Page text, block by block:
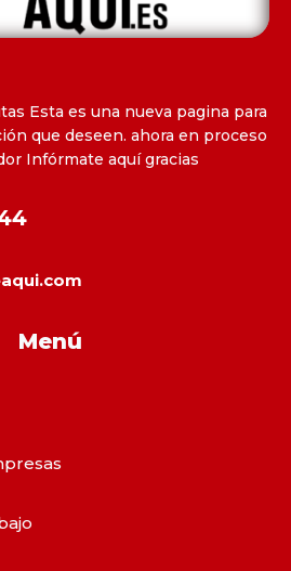
Esta es una nueva pagina para
que deseen. ahora en proceso
Infórmate aquí gracias
Menú